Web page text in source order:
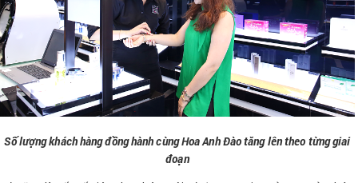
Số lượng khách hàng đồng hành cùng Hoa Anh Đào tăng lên theo từng giai
đoạn